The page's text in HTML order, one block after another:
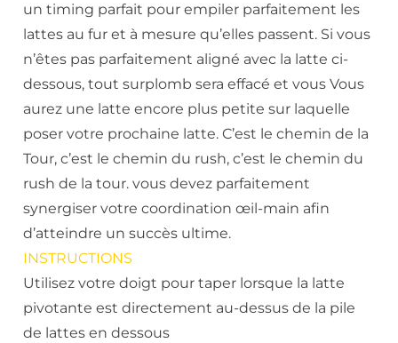
un timing parfait pour empiler parfaitement les
lattes au fur et à mesure qu’elles passent. Si vous
n’êtes pas parfaitement aligné avec la latte ci-
dessous, tout surplomb sera effacé et vous Vous
aurez une latte encore plus petite sur laquelle
poser votre prochaine latte. C’est le chemin de la
Tour, c’est le chemin du rush, c’est le chemin du
rush de la tour. vous devez parfaitement
synergiser votre coordination œil-main afin
d’atteindre un succès ultime.
INSTRUCTIONS
Utilisez votre doigt pour taper lorsque la latte
pivotante est directement au-dessus de la pile
de lattes en dessous